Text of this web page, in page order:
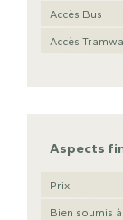
Accès Bus
Accès
Aspects
Prix
Bien soumis à